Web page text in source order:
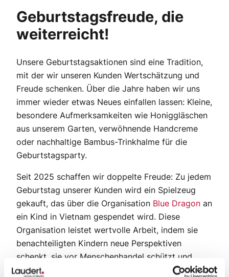
Geburtstagsfreude, die
weiterreicht!
Unsere Geburtstagsaktionen sind eine Tradition,
mit der wir unseren Kunden Wertschätzung und
Freude schenken. Über die Jahre haben wir uns
immer wieder etwas Neues einfallen lassen: Kleine,
besondere Aufmerksamkeiten wie Honiggläschen
aus unserem Garten, verwöhnende Handcreme
oder nachhaltige Bambus-Trinkhalme für die
Geburtstagsparty.
Seit 2025 schaffen wir doppelte Freude: Zu jedem
Geburtstag unserer Kunden wird ein Spielzeug
gekauft, das über die Organisation Blue Dragon an
ein Kind in Vietnam gespendet wird. Diese
Organisation leistet wertvolle Arbeit, indem sie
benachteiligten Kindern neue Perspektiven
schenkt, sie vor Menschenhandel schützt und
Straßenkindern eine bessere Zukunft ermöglicht.